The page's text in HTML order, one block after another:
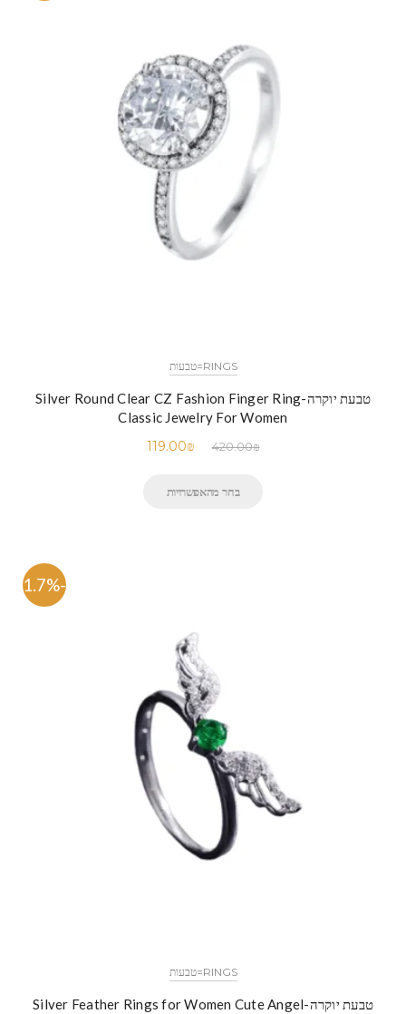
RINGS=טבעות
טבעת יוקרה-Silver Round Clear CZ Fashion Finger Ring
Classic Jewelry For Women
420.00₪
119.00₪
בחר מהאפשרויות
-71.7%
RINGS=טבעות
טבעת יוקרה-Silver Feather Rings for Women Cute Angel